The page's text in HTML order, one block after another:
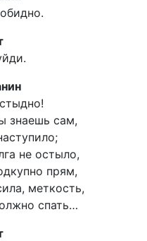
знаешь сам,
не остыло,
прям,
меткость,
спать…